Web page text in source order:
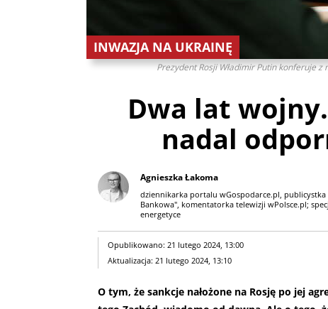
Prezydent Rosji Władimir Putin konferuje z
INWAZJA NA UKRAINĘ
Dwa lat
nadal
Agnieszka Łakoma
dziennikarka portalu wGospodarce.pl, publicystka
Bankowa", komentatorka telewizji wPolsce.pl;
energetyce
Opublikowano: 21 lutego 2024, 13:00
Aktualizacja: 21 lutego 2024, 13:10
O tym, że sankcje nałożone na Rosję po jej